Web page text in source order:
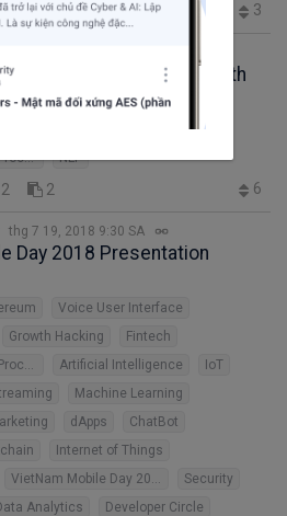
3 3
Language Processing with
Natural Language Processing
NLP
2 2 6
thg 7 19, 2018 9:30 SA
Day 2018 Presentation
Voice User Interface
Growth Hacking
Fintech
Artificial Intelligence
IoT
Machine Learning
dApps
ChatBot
Internet of Things
Security
Analytics Developer Circle